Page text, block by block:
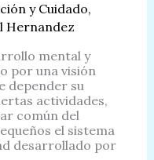
y Cuidado,
Hernandez
mental y
por una visión
depender su
actividades,
común del
el sistema
desarrollado por